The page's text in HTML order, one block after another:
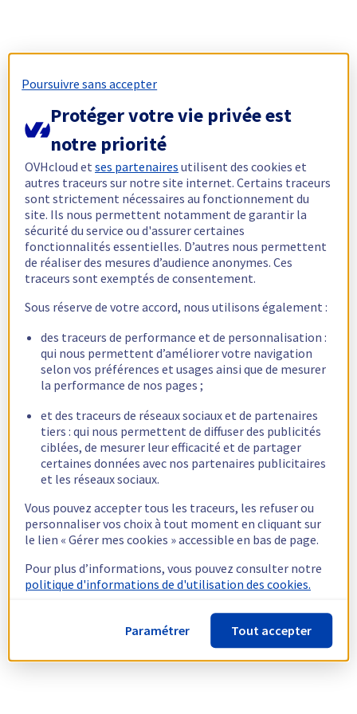
Poursuivre sans accepter
Protéger votre vie privée est
notre priorité
OVHcloud etses partenaires utilisent des cookies et
autres traceurs sur notre site internet. Certains traceurs
sont strictement nécessaires au fonctionnement du
site. Ils nous permettent notamment de garantir la
sécurité du service ou d'assurer certaines
fonctionnalités essentielles. D’autres nous permettent
de réaliser des mesures d’audience anonymes. Ces
traceurs sont exemptés de consentement.
Sous réserve de votre accord, nous utilisons également :
des traceurs de performance et de personnalisation :
qui nous permettent d’améliorer votre navigation
selon vos préférences et usages ainsi que de mesurer
la performance de nos pages ;
et des traceurs de réseaux sociaux et de partenaires
tiers : qui nous permettent de diffuser des publicités
ciblées, de mesurer leur efficacité et de partager
certaines données avec nos partenaires publicitaires
et les réseaux sociaux.
Vous pouvez accepter tous les traceurs, les refuser ou
personnaliser vos choix à tout moment en cliquant sur
le lien « Gérer mes cookies » accessible en bas de page.
Pour plus d’informations, vous pouvez consulter notre
politique d'informations de d'utilisation des cookies.
Paramétrer Tout accepter